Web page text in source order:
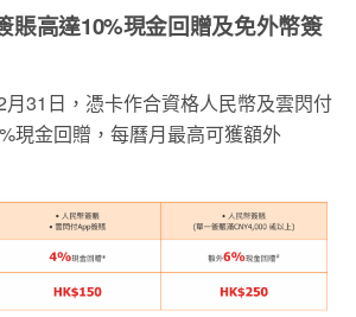
賬高達10%現金回贈及免外幣簽
31日，憑卡作合資格人民幣及雲閃付
現金回贈，每曆月最高可獲額外